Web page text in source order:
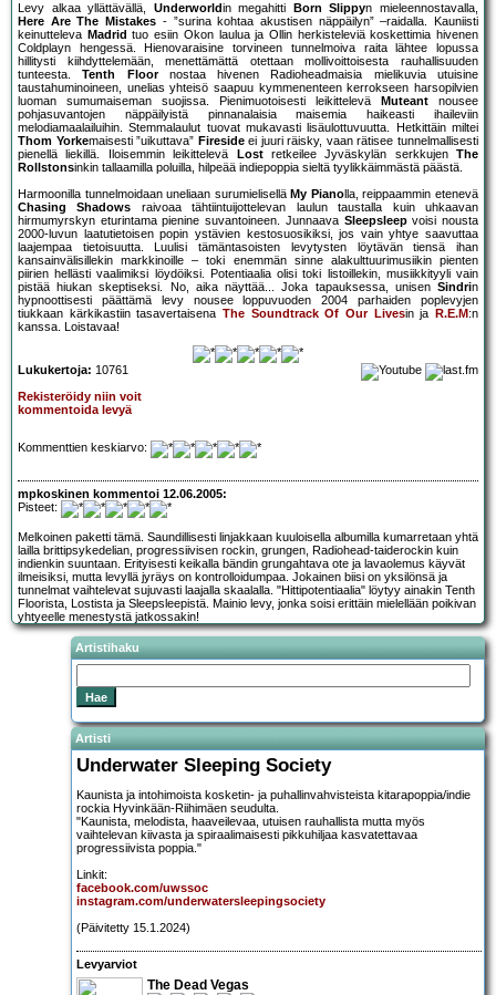
Levy alkaa yllättävällä, Underworldin megahitti Born Slippyn mieleennostavalla,
Here Are The Mistakes - ”surina kohtaa akustisen näppäilyn” –raidalla. Kauniisti
keinutteleva Madrid tuo esiin Okon laulua ja Ollin herkisteleviä koskettimia hivenen
Coldplayn hengessä. Hienovaraisine torvineen tunnelmoiva raita lähtee lopussa
hillitysti kiihdyttelemään, menettämättä otettaan mollivoittoisesta rauhallisuuden
tunteesta.Tenth Floornostaa hivenen Radioheadmaisia mielikuvia utuisine
taustahuminoineen, unelias yhteisö saapuu kymmenenteen kerrokseen harsopilvien
luoman sumumaiseman suojissa. Pienimuotoisesti leikittelevä
Muteant nousee
pohjasuvantojen näppäilyistä pinnanalaisia maisemia haikeasti ihaileviin
melodiamaalailuihin. Stemmalaulut tuovat mukavasti lisäulottuvuutta. Hetkittäin miltei
Thom Yorkemaisesti ”uikuttava” Firesideei juuri räisky, vaan rätisee tunnelmallisesti
pienellä liekillä. Iloisemmin leikittelevä
Lostretkeilee Jyväskylän serkkujen The
Rollstonsinkin tallaamilla poluilla, hilpeää indiepoppia sieltä tyylikkäimmästä päästä.
Harmoonilla tunnelmoidaan uneliaan surumielisellä My Pianolla, reippaammin etenevä
Chasing Shadows raivoaa tähtiintuijottelevan laulun taustalla kuin uhkaavan
hirmumyrskyn eturintama pienine suvantoineen. Junnaava Sleepsleepvoisi nousta
2000-luvun laatutietoisen popin ystävien kestosuosikiksi, jos vain yhtye saavuttaa
laajempaa tietoisuutta. Luulisi tämäntasoisten levytysten löytävän tiensä ihan
kansainvälisillekin markkinoille – toki enemmän sinne alakulttuurimusiikin pienten
piirien hellästi vaalimiksi löydöiksi. Potentiaalia olisi toki listoillekin, musiikkityyli vain
pistää hiukan skeptiseksi. No, aika näyttää... Joka tapauksessa, unisen Sindrin
hypnoottisesti päättämä levy nousee loppuvuoden 2004 parhaiden poplevyjen
tiukkaan kärkikastiin tasavertaisena The Soundtrack Of Our Livesin ja R.E.M :n
kanssa. Loistavaa!
Lukukertoja: 10761
Rekisteröidy niin voit
kommentoida levyä
Kommenttien keskiarvo:
mpkoskinen kommentoi 12.06.2005:
Pisteet:
Melkoinen paketti tämä. Saundillisesti linjakkaan kuuloisella albumilla kumarretaan yhtä
lailla brittipsykedelian, progressiivisen rockin, grungen, Radiohead-taiderockin kuin
indienkin suuntaan. Erityisesti keikalla bändin grungahtava ote ja lavaolemus käyvät
ilmeisiksi, mutta levyllä jyräys on kontrolloidumpaa. Jokainen biisi on yksilönsä ja
tunnelmat vaihtelevat sujuvasti laajalla skaalalla. "Hittipotentiaalia" löytyy ainakin Tenth
Floorista, Lostista ja Sleepsleepistä. Mainio levy, jonka soisi erittäin mielellään poikivan
yhtyeelle menestystä jatkossakin!
Artistihaku
Artisti
Underwater Sleeping Society
Kaunista ja intohimoista kosketin- ja puhallinvahvisteista kitarapoppia/indie
rockia Hyvinkään-Riihimäen seudulta.
"Kaunista, melodista, haaveilevaa, utuisen rauhallista mutta myös
vaihtelevan kiivasta ja spiraalimaisesti pikkuhiljaa kasvatettavaa
progressiivista poppia."
Linkit:
facebook.com/uwssoc
instagram.com/underwatersleepingsociety
(Päivitetty 15.1.2024)
Levyarviot
The Dead Vegas